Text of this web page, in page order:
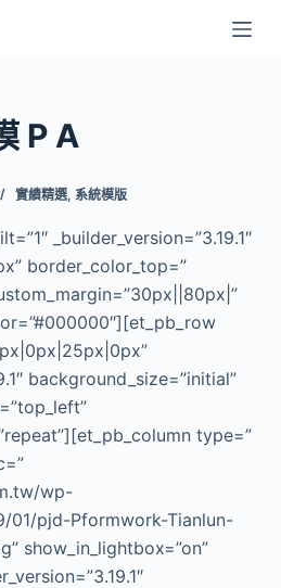
P A
實績精選, 系統模版
_builder_version=”3.19.1″
border_color_top=”
background_size=”initial”
type=”
wp-
01/pjd-Pformwork-Tianlun-
show_in_lightbox=”on”